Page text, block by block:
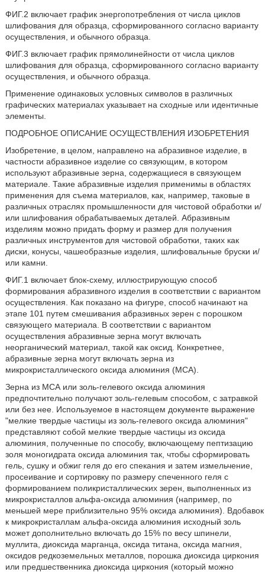
ФИГ.2 включает график энергопотребления от числа циклов
шлифования для образца, сформированного согласно варианту
осуществления, и обычного образца.
ФИГ.3 включает график прямолинейности от числа циклов
шлифования для образца, сформированного согласно варианту
осуществления, и обычного образца.
Применение одинаковых условных символов в различных
графических материалах указывает на сходные или идентичные
элементы.
ПОДРОБНОЕ ОПИСАНИЕ ОСУЩЕСТВЛЕНИЯ ИЗОБРЕТЕНИЯ
Изобретение, в целом, направлено на абразивное изделие, в
частности абразивное изделие со связующим, в котором
используют абразивные зерна, содержащиеся в связующем
материале. Такие абразивные изделия применимы в областях
применения для съема материалов, как, например, таковые в
различных отраслях промышленности для чистовой обработки и/
или шлифования обрабатываемых деталей. Абразивным
изделиям можно придать форму и размер для получения
различных инструментов для чистовой обработки, таких как
диски, конусы, чашеобразные изделия, шлифовальные бруски и/
или камни.
ФИГ.1 включает блок-схему, иллюстрирующую способ
формирования абразивного изделия в соответствии с вариантом
осуществления. Как показано на фигуре, способ начинают на
этапе 101 путем смешивания абразивных зерен с порошком
связующего материала. В соответствии с вариантом
осуществления абразивные зерна могут включать
неорганический материал, такой как оксид. Конкретнее,
абразивные зерна могут включать зерна из
микрокристаллического оксида алюминия (МСА).
Зерна из МСА или золь-гелевого оксида алюминия
предпочтительно получают золь-гелевым способом, с затравкой
или без нее. Используемое в настоящем документе выражение
"мелкие твердые частицы из золь-гелевого оксида алюминия"
представляют собой мелкие твердые частицы из оксида
алюминия, полученные по способу, включающему пептизацию
золя моногидрата оксида алюминия так, чтобы сформировать
гель, сушку и обжиг геля до его спекания и затем измельчение,
просеивание и сортировку по размеру спеченного геля с
формированием поликристаллических зерен, выполненных из
микрокристаллов альфа-оксида алюминия (например, по
меньшей мере приблизительно 95% оксида алюминия). Вдобавок
к микрокристаллам альфа-оксида алюминия исходный золь
может дополнительно включать до 15% по весу шпинели,
муллита, диоксида марганца, оксида титана, оксида магния,
оксидов редкоземельных металлов, порошка диоксида циркония
или предшественника диоксида циркония (который можно